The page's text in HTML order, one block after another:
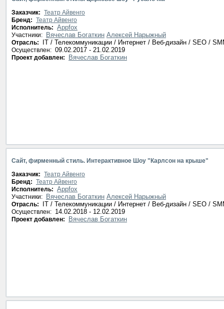
Заказчик: Театр Айвенго
Бренд: Театр Айвенго
Исполнитель: Appfox
Участники: Вячеслав Богаткин Алексей Нарыжный
Отрасль: IT / Телекоммуникации / Интернет / Веб-дизайн / SEO /
Осуществлен: 09.02.2017 - 21.02.2019
Проект добавлен: Вячеслав Богаткин
Сайт, фирменный стиль. Интерактивное Шоу "Карлсон на крыше"
Заказчик: Театр Айвенго
Бренд: Театр Айвенго
Исполнитель: Appfox
Участники: Вячеслав Богаткин Алексей Нарыжный
Отрасль: IT / Телекоммуникации / Интернет / Веб-дизайн / SEO /
Осуществлен: 14.02.2018 - 12.02.2019
Проект добавлен: Вячеслав Богаткин